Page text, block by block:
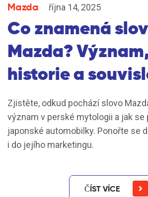
Mazda října 14, 2025
Co znamená
Mazda?
historie a
Zjistěte, odkud pochází slovo
význam v perské mytologii a jak
japonské automobilky. Ponořte se
i do jejího marketingu.
ČÍST VÍCE